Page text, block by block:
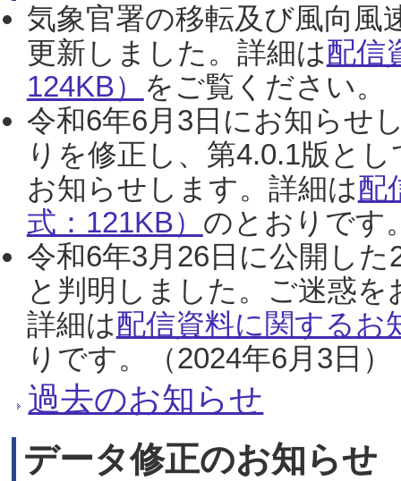
気象官署の移転及び風向風
更新しました。詳細は配信
124KB） をご覧ください。
令和6年6月3日にお知らせ
りを修正し、第4.0.1版と
お知らせします。詳細は配
式：121KB） のとおりです
令和6年3月26日に公開し
と判明しました。ご迷惑
詳細は配信資料に関するお
りです。（2024年6月3日）
過去のお知らせ
データ修正のお知らせ